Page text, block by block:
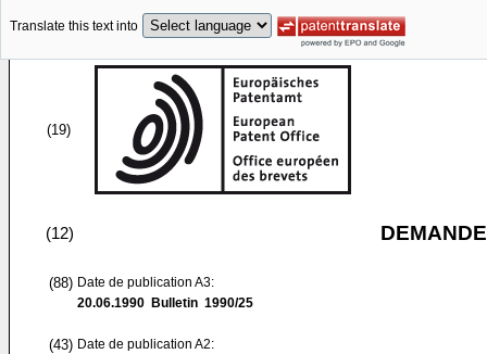
Translate this text into
(19)
(12)
(88) Date de publication A3:
20.06.1990 Bulletin 1990/25
(43) Date de publication A2: